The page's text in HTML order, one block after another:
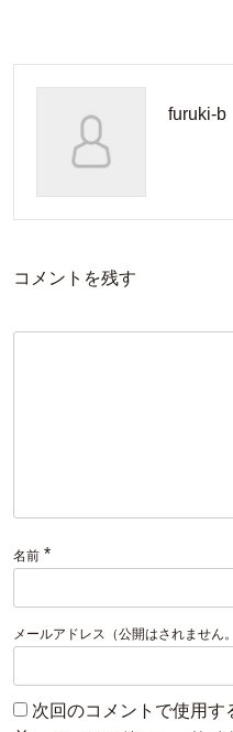
furuki-b
コメントを残す
名前 *
メールアドレス（公開はされません。
次回のコメントで使用す